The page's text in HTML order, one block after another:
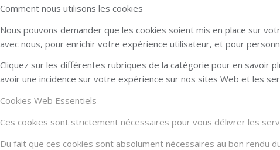
Comment nous utilisons les cookies
Nous pouvons demander que les cookies soient mis en place sur
avec nous, pour enrichir votre expérience utilisateur, et pour
Cliquez sur les différentes rubriques de la catégorie pour en savoir
avoir une incidence sur votre expérience sur nos sites Web et les
Cookies Web Essentiels
Ces cookies sont strictement nécessaires pour vous délivrer les
Du fait que ces cookies sont absolument nécessaires au bon rendu